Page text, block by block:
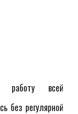
работу всей
без регулярной